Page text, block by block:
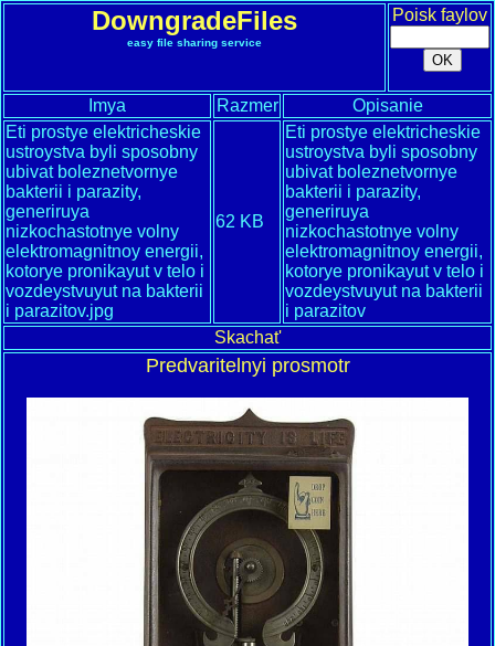
DowngradeFiles
easy file sharing service
Poisk faylov
Imya Razmer
Opisanie
Eti prostye elektricheskie
ustroystva byli sposobny
ubivat boleznetvornye
bakterii i parazity,
generiruya
nizkochastotnye volny
elektromagnitnoy energii,
kotorye pronikayut v telo i
vozdeystvuyut na bakterii
i parazitov.jpg
62 KB
Eti prostye elektricheskie
ustroystva byli sposobny
ubivat boleznetvornye
bakterii i parazity,
generiruya
nizkochastotnye volny
elektromagnitnoy energii,
kotorye pronikayut v telo i
vozdeystvuyut na bakterii
i parazitov
Skachat'
Predvaritelnyi prosmotr